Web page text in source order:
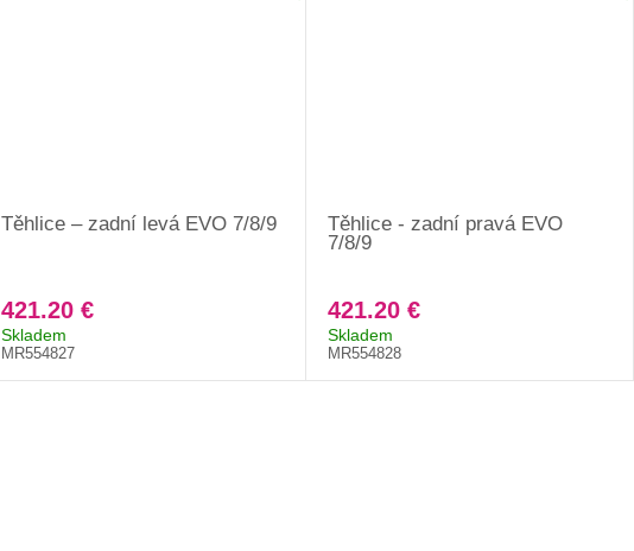
Těhlice – zadní levá EVO 7/8/9
421.20 €
Skladem
MR554827
Těhlice - zadní pravá EVO
7/8/9
421.20 €
Skladem
MR554828